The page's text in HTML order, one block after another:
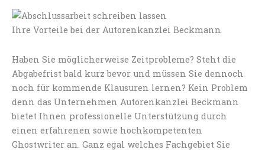
Ihre Vorteile bei der Autorenkanzlei Beckmann
Haben Sie möglicherweise Zeitprobleme? Steht die
Abgabefrist bald kurz bevor und müssen Sie dennoch
noch für kommende Klausuren lernen? Kein Problem
denn das Unternehmen Autorenkanzlei Beckmann
bietet Ihnen professionelle Unterstützung durch
einen erfahrenen sowie hochkompetenten
Ghostwriter an. Ganz egal welches Fachgebiet Sie